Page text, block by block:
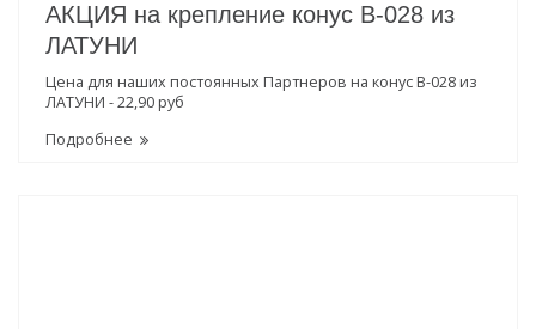
АКЦИЯ на крепление конус В-028 из
ЛАТУНИ
Цена для наших постоянных Партнеров на конус В-028 из
ЛАТУНИ - 22,90 руб
Подробнее